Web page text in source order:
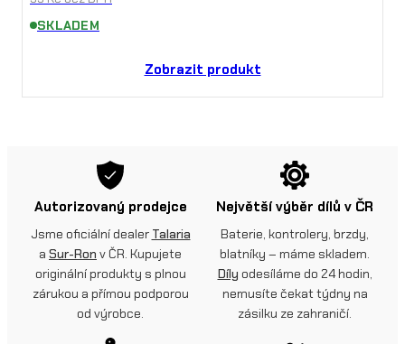
SKLADEM
Zobrazit produkt
Autorizovaný prodejce
Jsme oficiální dealer Talaria
a Sur-Ron v ČR. Kupujete
originální produkty s plnou
zárukou a přímou podporou
od výrobce.
Největší výběr dílů v ČR
Baterie, kontrolery, brzdy,
blatníky – máme skladem.
Díly odesíláme do 24 hodin,
nemusíte čekat týdny na
zásilku ze zahraničí.